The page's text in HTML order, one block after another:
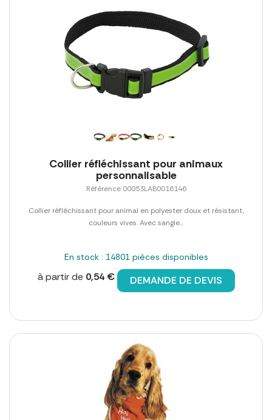
Collier réfléchissant pour animaux
personnalisable
Référence 00053LAB0016146
Collier réfléchissant pour animal en polyester doux et résistant,
couleurs vives. Avec sangle...
En stock : 14801 pièces disponibles
à partir de 0,54 € DEMANDE DE DEVIS